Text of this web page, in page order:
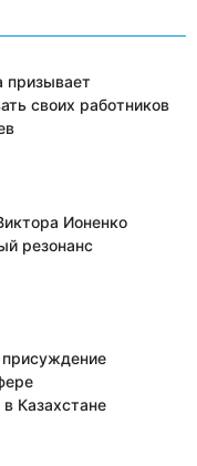
призывает
своих работников
Ионенко
резонанс
в Казахстане